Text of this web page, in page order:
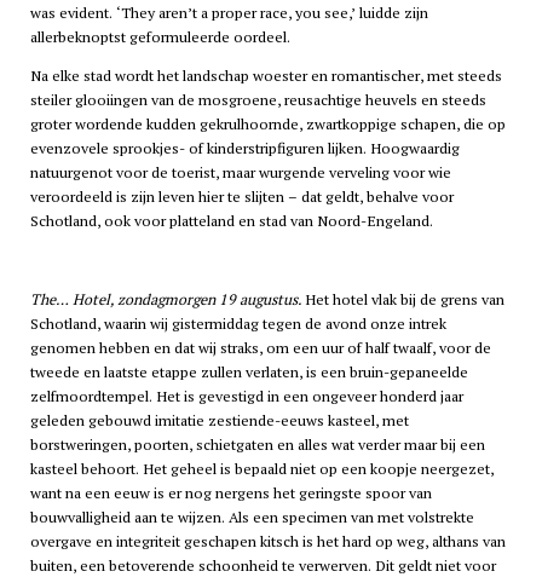
was evident. ‘They aren’t a proper race, you see,’ luidde zijn
allerbeknoptst geformuleerde oordeel.
Na elke stad wordt het landschap woester en romantischer, met steeds
steiler glooiingen van de mosgroene, reusachtige heuvels en steeds
groter wordende kudden gekrulhoornde, zwartkoppige schapen, die op
evenzovele sprookjes- of kinderstripfiguren lijken. Hoogwaardig
natuurgenot voor de toerist, maar wurgende verveling voor wie
veroordeeld is zijn leven hier te slijten – dat geldt, behalve voor
Schotland, ook voor platteland en stad van Noord-Engeland.
The… Hotel, zondagmorgen 19 augustus.Het hotel vlak bij de grens van
Schotland, waarin wij gistermiddag tegen de avond onze intrek
genomen hebben en dat wij straks, om een uur of half twaalf, voor de
tweede en laatste etappe zullen verlaten, is een bruin-gepaneelde
zelfmoordtempel. Het is gevestigd in een ongeveer honderd jaar
geleden gebouwd imitatie zestiende-eeuws kasteel, met
borstweringen, poorten, schietgaten en alles wat verder maar bij een
kasteel behoort. Het geheel is bepaald niet op een koopje neergezet,
want na een eeuw is er nog nergens het geringste spoor van
bouwvalligheid aan te wijzen. Als een specimen van met volstrekte
overgave en integriteit geschapen kitsch is het hard op weg, althans van
buiten, een betoverende schoonheid te verwerven. Dit geldt niet voor